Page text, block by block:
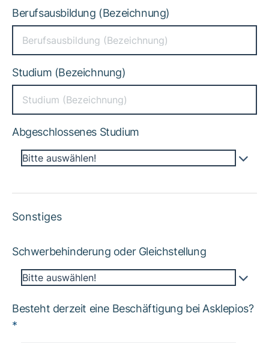
Berufsausbildung (Bezeichnung)
Studium (Bezeichnung)
Abgeschlossenes Studium
Bitte auswählen!
Sonstiges
Schwerbehinderung oder Gleichstellung
Bitte auswählen!
Besteht derzeit eine Beschäftigung bei Asklepios?
*